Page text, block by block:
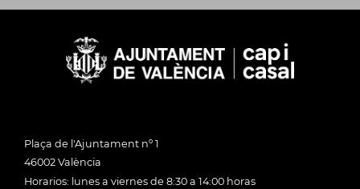
Plaça de l'Ajuntament nº 1
46002 València
Horarios: lunes a viernes de 8:30 a 14:00 horas